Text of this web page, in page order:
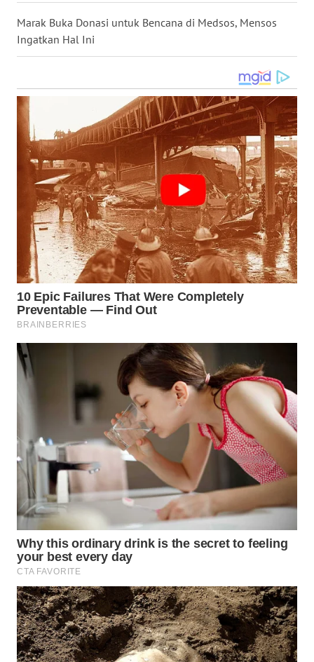
Marak Buka Donasi untuk Bencana di Medsos, Mensos
Ingatkan Hal Ini
WN
WN
JATIM
WN
BALI
WN
KALBAR
WN
KALTENG
WN
KALTARA
KALTIM
WN
SULSEL
WN
GORONTALO
WN
SULUT
WN
MALUKU